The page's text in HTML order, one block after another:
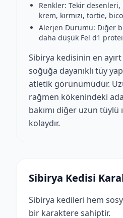
Renkler: Tekir
krem, kırmızı, tortie,
Alerjen Durumu: Diğer
daha düşük Fel d1
Sibirya kedisinin en
soğuğa dayanıklı tüy
atletik görünümüdür.
rağmen kökenindeki
bakımı diğer uzun tüylü
kolaydır.
Sibirya Kedisi
Sibirya kedileri hem
bir karaktere sahiptir.